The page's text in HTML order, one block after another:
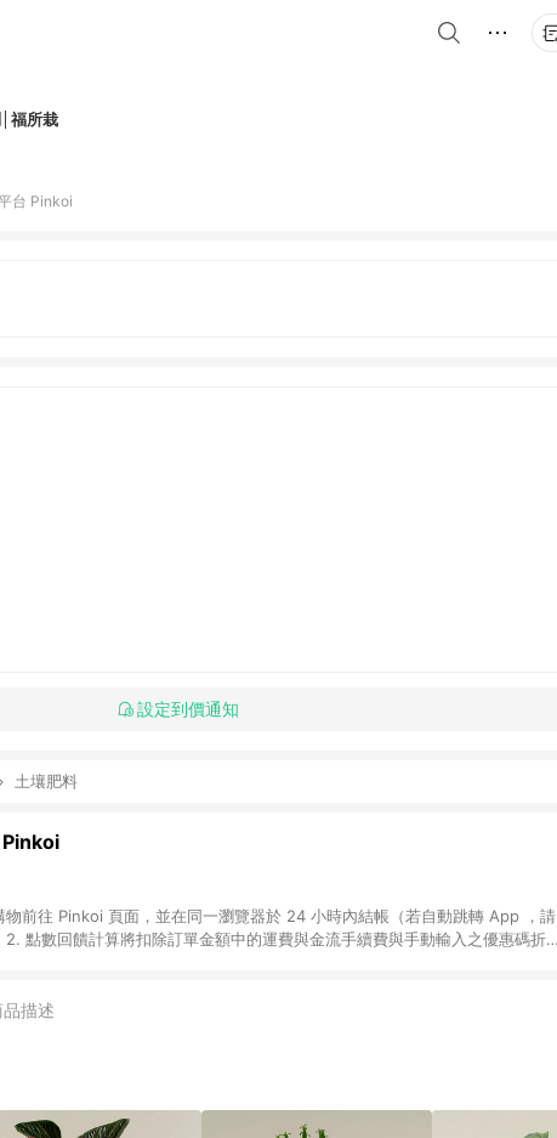
福所栽
台 Pinkoi
設定到價通知
土壤肥料
Pinkoi
前往 Pinkoi 頁面，並在同一瀏覽器於 24 小時內結帳（若自動跳轉 App ，請
點數回饋計算將扣除訂單金額中的運費與金流手續費與手動輸入之優惠碼折
新至Android v4.6.0 / iOS v4.1.5 以上才具贈點資格。 7. 點數將於出貨後 45 天
11. 若於 LINE 購物前往 Pinkoi 頁面後才首次下載 Pinkoi APP 並完成訂單，不
品描述